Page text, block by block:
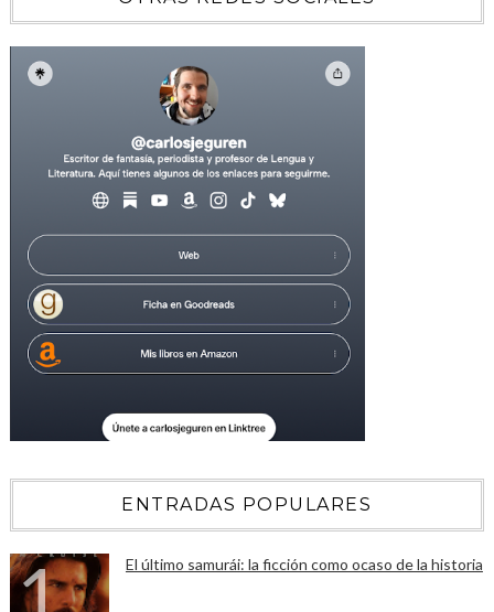
ENTRADAS POPULARES
El último samurái: la ficción como ocaso de la historia